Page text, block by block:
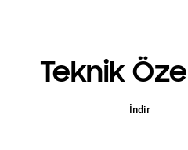
Teknik
İndir